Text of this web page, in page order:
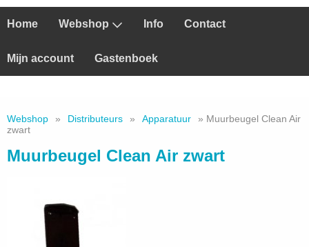
Home Webshop Info Contact
Mijn account Gastenboek
Webshop » Distributeurs » Apparatuur
» Muurbeugel Clean Air
zwart
Muurbeugel Clean Air zwart